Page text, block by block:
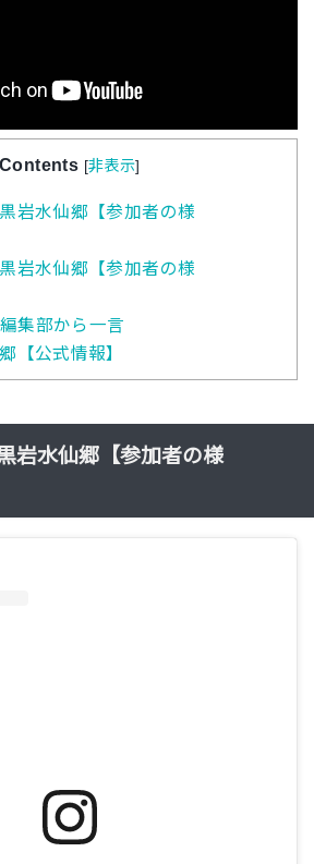
Contents [非表示]
岩水仙郷【参加者の様
岩水仙郷【参加者の様
集部から一言
【公式情報】
岩水仙郷【参加者の様